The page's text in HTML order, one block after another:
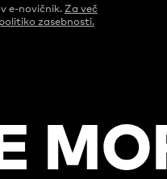
e-novičnik.Za več
zasebnosti.